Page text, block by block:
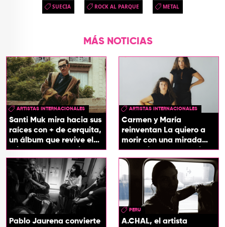
SUECIA ROCK AL PARQUE METAL
MÁS NOTICIAS
ARTISTAS INTERNACIONALES
Santi Muk mira hacia sus
raíces con + de cerquita,
un álbum que revive el
origen de sus canciones
ARTISTAS INTERNACIONALES
Carmen y María
reinventan La quiero a
morir con una mirada
entre el flamenco y el
soul
Pablo Jaurena convierte
PERU
A.CHAL, el artista